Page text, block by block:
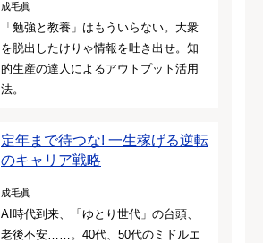
成毛眞
「勉強と教養」はもういらない。大衆
を脱出したけりゃ情報を吐き出せ。知
的生産の達人によるアウトプット活用
法。
定年まで待つな! 一生稼げる逆転
のキャリア戦略
成毛眞
AI時代到来、「ゆとり世代」の台頭、
老後不安……。40代、50代のミドルエ